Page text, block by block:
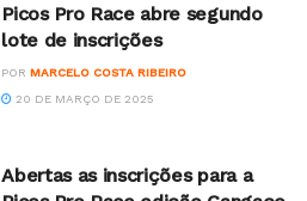
Picos Pro Race abre segundo
lote de inscrições
POR MARCELO COSTA RIBEIRO
20 DE MARÇO DE 2025
Abertas as inscrições para a